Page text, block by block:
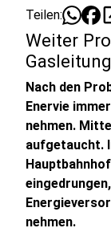
Teilen:
Weiter
Nach den
Enervie
nehmen.
aufgetaucht.
nehmen.